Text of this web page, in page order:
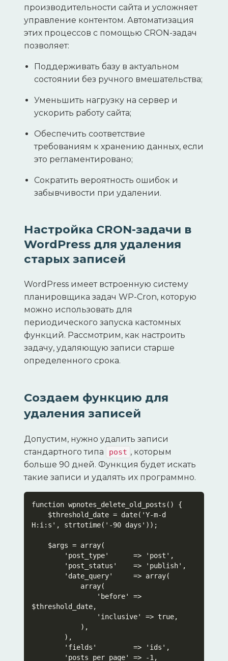
производительности сайта и усложняет
управление контентом. Автоматизация
этих процессов с помощью CRON-задач
позволяет:
Поддерживать базу в актуальном
состоянии без ручного вмешательства;
Уменьшить нагрузку на сервер и
ускорить работу сайта;
Обеспечить соответствие
требованиям к хранению данных, если
это регламентировано;
Сократить вероятность ошибок и
забывчивости при удалении.
Настройка CRON-задачи в
WordPress для удаления
старых записей
WordPress имеет встроенную систему
планировщика задач WP-Cron, которую
можно использовать для
периодического запуска кастомных
функций. Рассмотрим, как настроить
задачу, удаляющую записи старше
определенного срока.
Создаем функцию для
удаления записей
Допустим, нужно удалить записи
стандартного типа
post , которым
больше 90 дней. Функция будет искать
такие записи и удалять их программно.
function wpnotes_delete_old_posts() {
H:i:s', strtotime('-90 days'));
$threshold_date,